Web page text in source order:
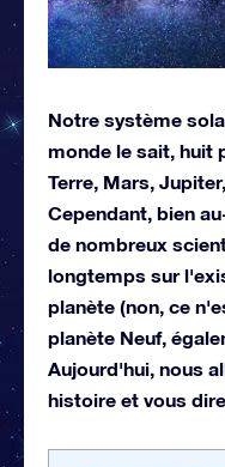
Notre système
monde le sait, huit
Terre, Mars,
Cependant, bien
de nombreux
longtemps sur
planète (non, ce
planète Neuf,
Aujourd'hui, nous
histoire et vous